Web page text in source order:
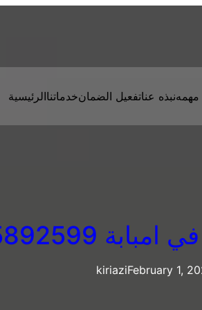
الرئيسيةخدماتناتفعيل الضماننبذه عنا
01125892599
kiriaziFebruary 1,